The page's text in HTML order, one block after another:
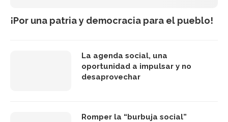
¡Por una patria y democracia para el pueblo!
La agenda social, una
oportunidad a impulsar y no
desaprovechar
Romper la “burbuja social”